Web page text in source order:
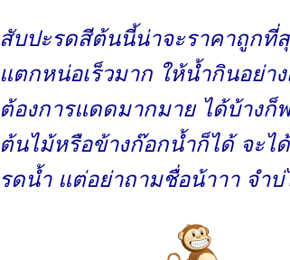
สับปะรดสีต้นนี้น่าจะราคาถูกที่
ตกหน่อเร็วมาก ให้น้ำกินอย่าง
ต้องการแดดมากมาย ได้บ้างก็
ต้นไม้หรือข้างก๊อกน้ำก็ได้ จะไ
รดน้ำ แต่อย่าถามชื่อน้าาา จำบ่